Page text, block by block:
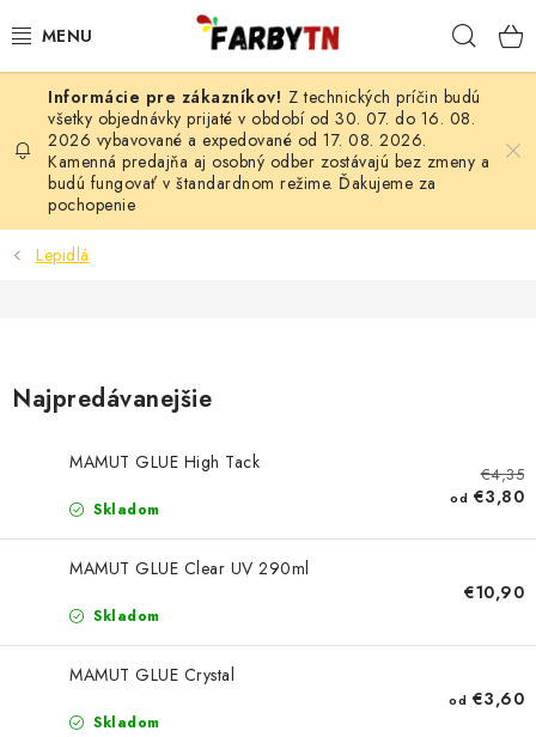
na
FARBY A LAKY
STAVEBNÁ CHÉMIA
MALIARSKE POTREBY
AUTO-MOTO
AKCIA
KONTAKTY
HODNOTENIE OBCHODU
MIEŠANIE FARIEB
Z technických príčin budú
všetky objednávky prijaté v období od 30. 07. do 16. 08.
2026 vybavované a expedované od 17. 08. 2026.
Kamenná predajňa aj osobný odber zostávajú bez zmeny a
budú fungovať v štandardnom režime. Ďakujeme za
pochopenie
Lepidlá
Najpredávanejšie
MAMUT GLUE High Tack
Skladom
€4,35
od €3,80
MAMUT GLUE Clear UV 290ml
Skladom
€10,90
MAMUT GLUE Crystal
Skladom
od €3,60